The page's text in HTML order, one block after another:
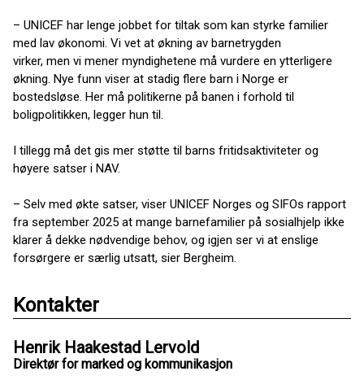
– UNICEF har lenge jobbet for tiltak som kan styrke familier
med lav økonomi. Vi vet at økning av barnetrygden
virker, men vi mener myndighetene må vurdere en ytterligere
økning. Nye funn viser at stadig flere barn i Norge er
bostedsløse. Her må politikerne på banen i forhold til
boligpolitikken, legger hun til.
I tillegg må det gis mer støtte til barns fritidsaktiviteter og
høyere satser i NAV.
– Selv med økte satser, viser UNICEF Norges og SIFOs rapport
fra september 2025 at mange barnefamilier på sosialhjelp ikke
klarer å dekke nødvendige behov, og igjen ser vi at enslige
forsørgere er særlig utsatt, sier Bergheim.
Kontakter
Henrik Haakestad Lervold
Direktør for marked og kommunikasjon